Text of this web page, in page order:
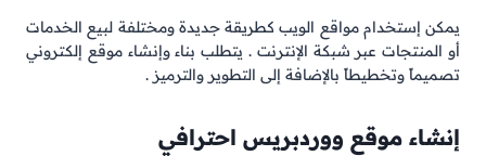
يمكن إستخدام مواقع الويب كطريقة جديدة ومختلفة لبيع الخدمات
أو المنتجات عبر شبكة الإنترنت . يتطلب بناء وإنشاء موقع إلكتروني
تصميماً وتخطيطاً بالإضافة إلى التطوير والترميز .
إنشاء موقع ووردبريس احترافي